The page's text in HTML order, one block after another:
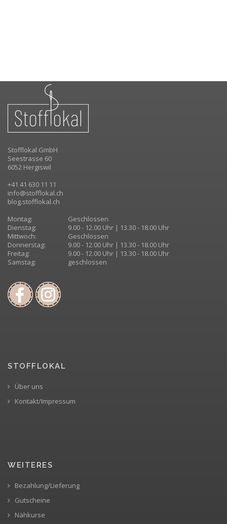
Stofflokal GmbH
Seestrasse 60
6052 Hergiswil
+41 41 630 11 11
info@stofflokal.ch
blog.stofflokal.ch
Montag:
Geschlossen
Dienstag:
9.00 - 12.00 Uhr | 13.30 - 18.00 Uhr
Mittwoch:
Geschlossen
Donnerstag:
9.00 - 12.00 Uhr | 13.30 - 18.00 Uhr
Freitag:
9.00 - 12.00 Uhr | 13.30 - 18.00 Uhr
Samstag:
geschlossen
STOFFLOKAL
Über uns
Kontakt/Impressum
WEITERES
Bezahlung/Lieferung
Gutscheine
Nähkurse